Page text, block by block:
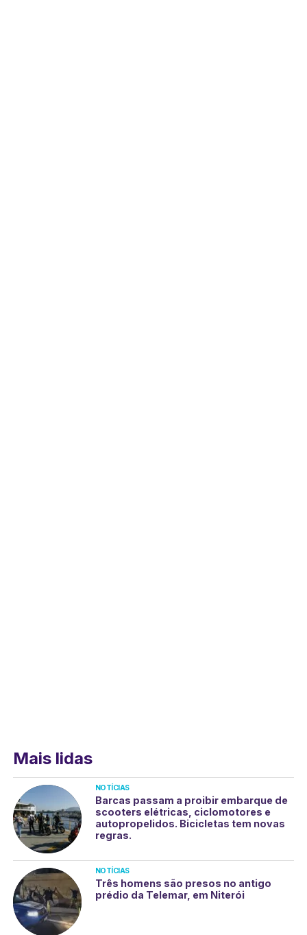
Mais lidas
NOTÍCIAS
Barcas passam a proibir embarque de
scooters elétricas, ciclomotores e
autopropelidos. Bicicletas tem novas
regras.
NOTÍCIAS
Três homens são presos no antigo
prédio da Telemar, em Niterói